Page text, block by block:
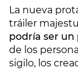
La nueva
tráiler
podría ser un
de los
sigilo, los